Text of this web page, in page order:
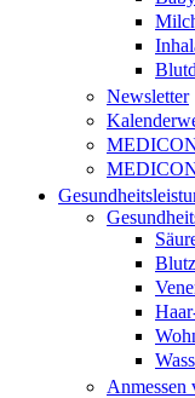
Newsletter
Anmessen